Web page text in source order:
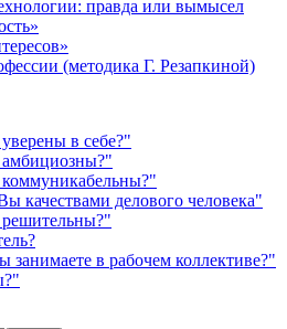
правда или вымысел
(методика Г. Резапкиной)
в себе?"
качествами делового человека"
занимаете в рабочем коллективе?"